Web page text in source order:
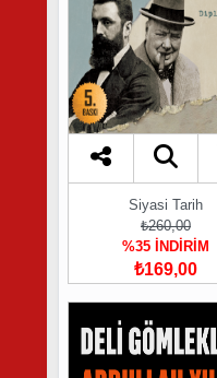
Siyasi Tarih
₺260,00
%35 İNDİRİM
₺169,00